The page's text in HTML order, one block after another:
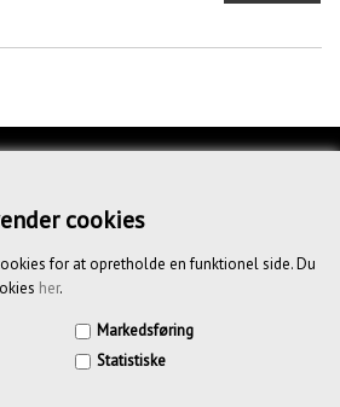
cookies
for at opretholde en funktionel side. Du
her.
Markedsføring
Statistiske